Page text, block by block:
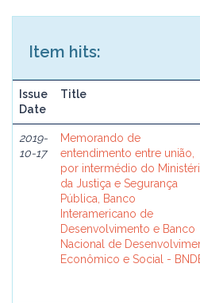
Item hits:
Issue
Date
Title
2019-
10-17
Memorando de
entendimento entre união,
por intermédio do
da Justiça e Segurança
Pública, Banco
Interamericano de
Desenvolvimento e Banco
Nacional de
Econômico e Social -